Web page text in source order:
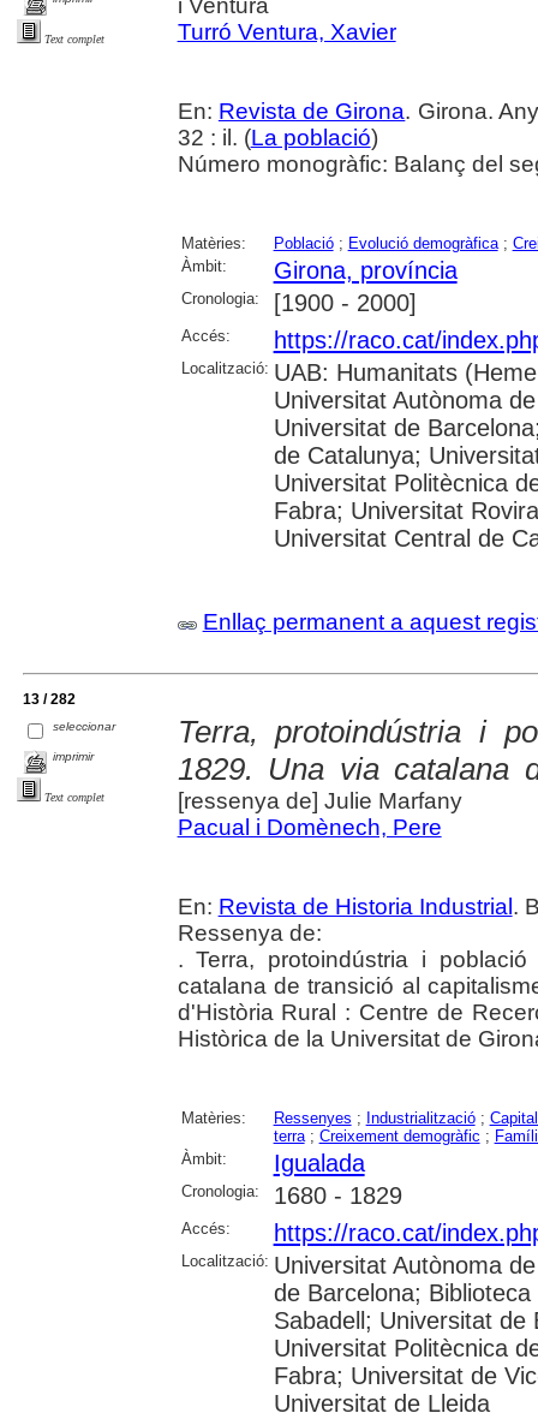
Text complet
i Ventura
Turró Ventura, Xavier
En: Revista de Girona. Girona.
32 : il. (La població)
Número monogràfic: Balanç del
Matèries: Població; Evolució demogràfica;
Àmbit:
Girona, província
Cronologia: [1900 - 2000]
Accés: https://raco.cat/
Localització: UAB: Humanitats
Universitat Autònoma
Universitat de
de Catalunya;
Universitat Politècnica
Fabra; Universitat
Universitat Central de
Enllaç permanent a aquest
13 / 282
seleccionar
imprimir
Text complet
Terra, protoindústria i
1829. Una via catalana
[ressenya de] Julie Marfany
Pacual i Domènech, Pere
En: Revista de Historia Industrial .
Ressenya de:
. Terra, protoindústria i
catalana de transició al
d'Història Rural : Centre de
Històrica de la Universitat de
Matèries: Ressenyes ; Industrialització;
terra; Creixement demogràfic ;
Àmbit:
Igualada
Cronologia: 1680 - 1829
Accés: https://raco.cat/
Localització: Universitat Autònoma
de Barcelona;
Sabadell; Universitat
Universitat Politècnica
Fabra; Universitat de
Universitat de Lleida